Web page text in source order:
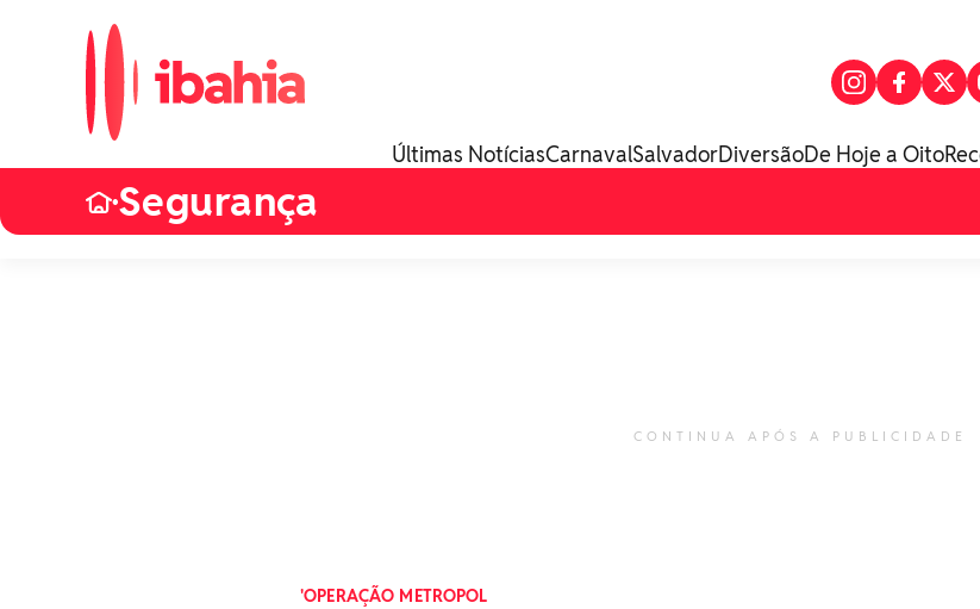
Últimas NotíciasCarnavalSalvadorDiversãoDe Hoje a Oito
•Segurança
CONTINUA APÓS A PUBLICIDADE
'OPERAÇÃO METROPOL